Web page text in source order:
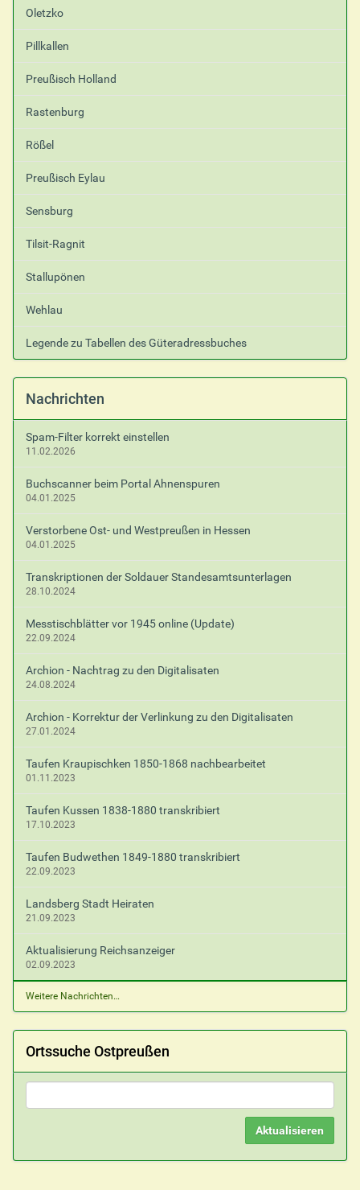
Oletzko
Pillkallen
Preußisch Holland
Rastenburg
Rößel
Preußisch Eylau
Sensburg
Tilsit-Ragnit
Stallupönen
Wehlau
Legende zu Tabellen des Güteradressbuches
Nachrichten
Spam-Filter korrekt einstellen
11.02.2026
Buchscanner beim Portal Ahnenspuren
04.01.2025
Verstorbene Ost- und Westpreußen in Hessen
04.01.2025
Transkriptionen der Soldauer Standesamtsunterlagen
28.10.2024
Messtischblätter vor 1945 online (Update)
22.09.2024
Archion - Nachtrag zu den Digitalisaten
24.08.2024
Archion - Korrektur der Verlinkung zu den Digitalisaten
27.01.2024
Taufen Kraupischken 1850-1868 nachbearbeitet
01.11.2023
Taufen Kussen 1838-1880 transkribiert
17.10.2023
Taufen Budwethen 1849-1880 transkribiert
22.09.2023
Landsberg Stadt Heiraten
21.09.2023
Aktualisierung Reichsanzeiger
02.09.2023
Weitere Nachrichten…
Ortssuche Ostpreußen